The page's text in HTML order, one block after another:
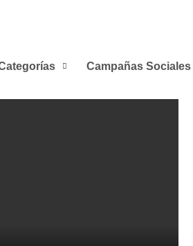
Campañas Sociales